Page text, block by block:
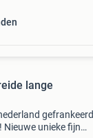
lange
gefrankeerd
unieke fijn